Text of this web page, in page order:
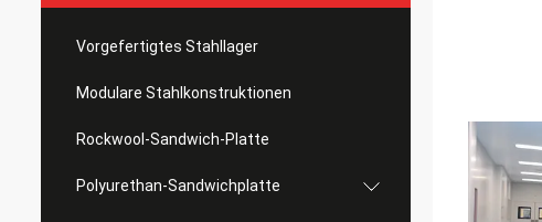
Vorgefertigtes Stahllager
Modulare Stahlkonstruktionen
Rockwool-Sandwich-Platte
Polyurethan-Sandwichplatte